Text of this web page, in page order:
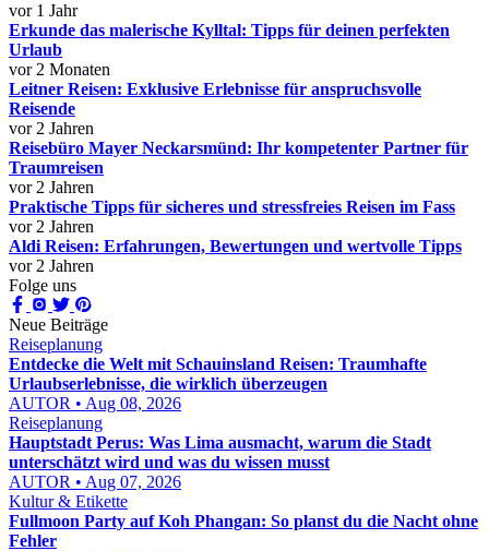
vor 1 Jahr
Erkunde das malerische Kylltal: Tipps für deinen perfekten
Urlaub
vor 2 Monaten
Leitner Reisen: Exklusive Erlebnisse für anspruchsvolle
Reisende
vor 2 Jahren
Reisebüro Mayer Neckarsmünd: Ihr kompetenter Partner für
Traumreisen
vor 2 Jahren
Praktische Tipps für sicheres und stressfreies Reisen im Fass
vor 2 Jahren
Aldi Reisen: Erfahrungen, Bewertungen und wertvolle Tipps
vor 2 Jahren
Folge uns
Neue Beiträge
Reiseplanung
Entdecke die Welt mit Schauinsland Reisen: Traumhafte
Urlaubserlebnisse, die wirklich überzeugen
AUTOR • Aug 08, 2026
Reiseplanung
Hauptstadt Perus: Was Lima ausmacht, warum die Stadt
unterschätzt wird und was du wissen musst
AUTOR • Aug 07, 2026
Kultur & Etikette
Fullmoon Party auf Koh Phangan: So planst du die Nacht ohne
Fehler